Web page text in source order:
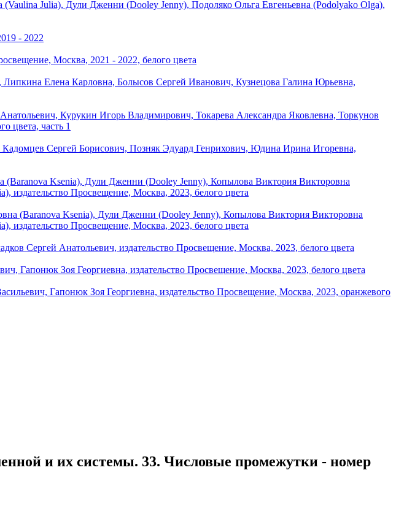
и их системы. 33. Числовые промежутки - номер